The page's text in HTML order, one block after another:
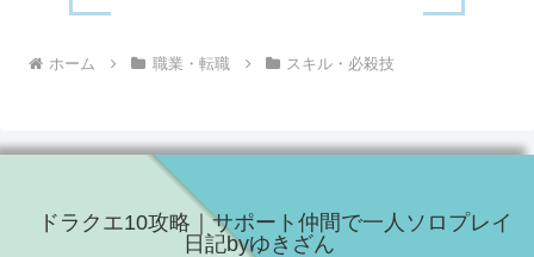
ホーム 職業・転職 スキル・必殺技
ドラクエ10攻略｜サポート仲間で一人ソロプレイ
日記byゆきざん